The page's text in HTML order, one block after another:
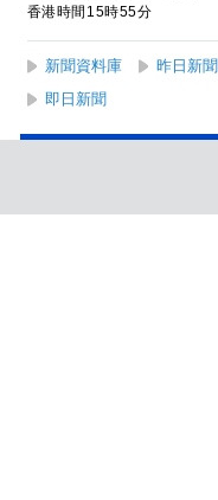
香港時間15時55分
新聞資料庫
昨日新聞
即日新聞